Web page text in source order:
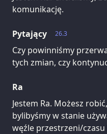
komunikację.
26.3
Pytający
Czy powinniśmy
tych zmian, czy
Ra
Jestem Ra. Możesz
bylibyśmy w stanie
węźle przestrzeni/